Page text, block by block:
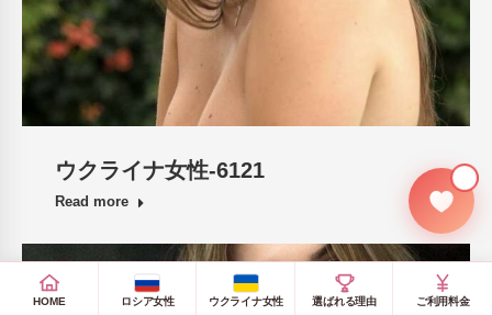
ウクライナ女性-6121
Read more
HOME ロシア女性 ウクライナ女性 選ばれる理由 ご利用料金